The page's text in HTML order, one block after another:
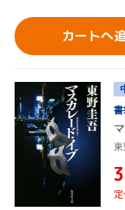
カートへ
書